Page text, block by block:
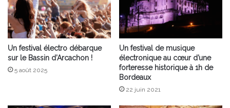
Un festival électro débarque
sur le Bassin d’Arcachon !
5 août 2025
Un festival de musique
électronique au cœur d’une
forteresse historique à 1h de
Bordeaux
22 juin 2021